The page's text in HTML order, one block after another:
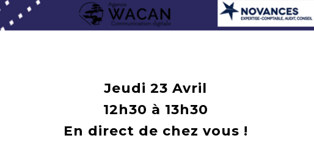
Jeudi 23 Avril
12h30 à 13h30
En direct de chez vous !